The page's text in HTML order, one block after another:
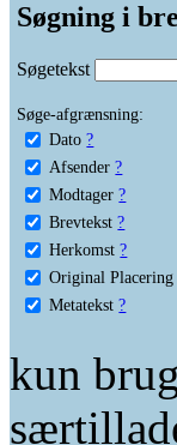
Søgning i
Søgetekst
Søge-afgrænsning:
Dato ?
Afsender ?
Modtager ?
Brevtekst ?
Herkomst ?
Original Placering
Metatekst ?
kun